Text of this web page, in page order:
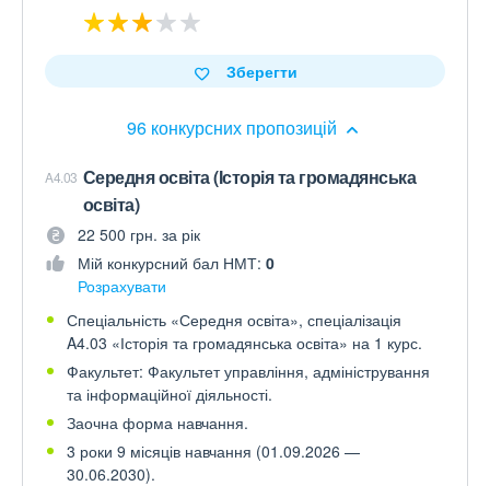
96 конкурсних пропозицій
Зберегти
A4.03 Середня освіта (Історія та громадянська
освіта)
22 500 грн. за рік
Мій конкурсний бал НМТ: 0
Розрахувати
Спеціальність «Середня освіта», спеціалізація
A4.03 «Історія та громадянська освіта» на 1 курс.
Факультет: Факультет управління, адміністрування
та інформаційної діяльності.
Заочна форма навчання.
3 роки 9 місяців навчання (01.09.2026 —
30.06.2030).